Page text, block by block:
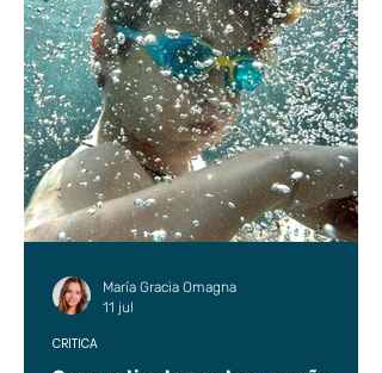
CRÍTICA
María Gracia Omagna
11 jul